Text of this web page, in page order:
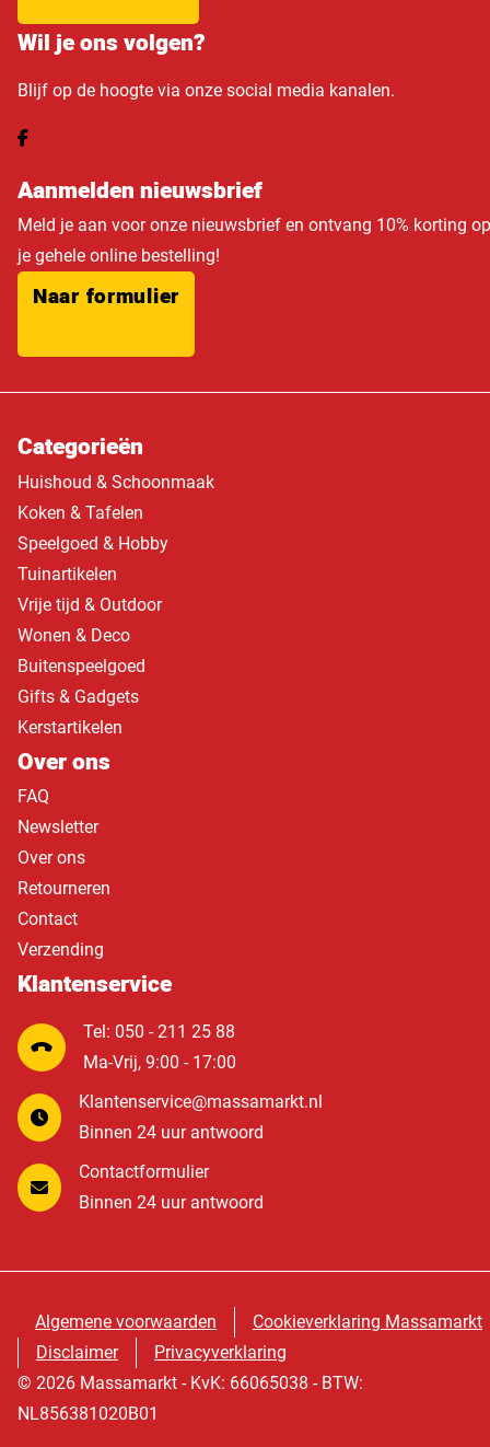
Wil je ons volgen?
Blijf op de hoogte via onze social media kanalen.
Aanmelden nieuwsbrief
Meld je aan voor onze nieuwsbrief en ontvang 10% korting op
je gehele online bestelling!
Naar formulier
Categorieën
Huishoud & Schoonmaak
Koken & Tafelen
Speelgoed & Hobby
Tuinartikelen
Vrije tijd & Outdoor
Wonen & Deco
Buitenspeelgoed
Gifts & Gadgets
Kerstartikelen
Over ons
FAQ
Newsletter
Over ons
Retourneren
Contact
Verzending
Klantenservice
Tel: 050 - 211 25 88
Ma-Vrij, 9:00 - 17:00
Klantenservice@massamarkt.nl
Binnen 24 uur antwoord
Contactformulier
Binnen 24 uur antwoord
Algemene voorwaarden
Cookieverklaring Massamarkt
Disclaimer
Privacyverklaring
© 2026 Massamarkt - KvK: 66065038 - BTW:
NL856381020B01